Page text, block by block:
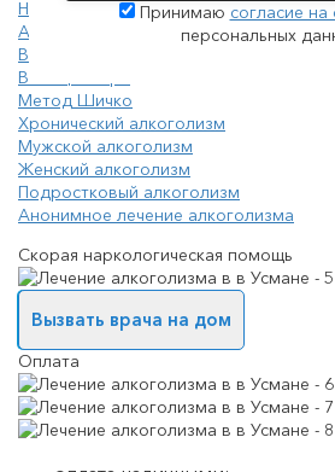
На дому
Амбулоторно
В диспансере
В стационаре
Метод Шичко
Хронический алкоголизм
Мужской алкоголизм
Женский алкоголизм
Подростковый алкоголизм
Анонимное лечение алкоголизма
Скорая наркологическая помощь
Вызвать врача на дом
Оплата
Принимаю согласие
персональных